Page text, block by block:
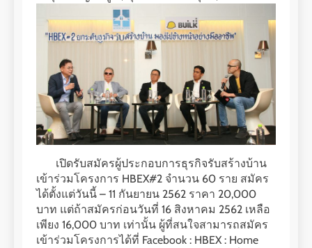
เปิดรับสมัครผู้ประกอบการธุรกิจรับสร้างบ้าน
เข้าร่วมโครงการ HBEX#2 จำนวน 60 ราย สมัคร
ได้ตั้งแต่วันนี้ – 11 กันยายน 2562 ราคา 20,000
บาท แต่ถ้าสมัครก่อนวันที่ 16 สิงหาคม 2562 เหลือ
เพียง 16,000 บาท เท่านั้น ผู้ที่สนใจสามารถสมัคร
เข้าร่วมโครงการได้ที่ Facebook : HBEX : Home